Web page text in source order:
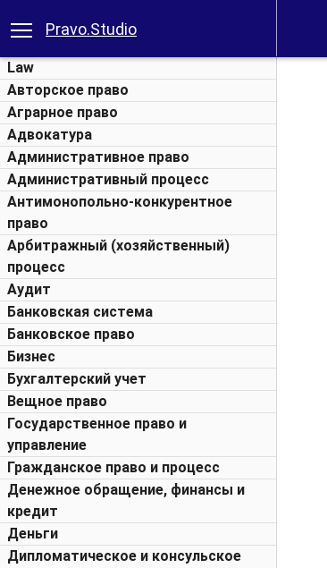
Pravo.Studio
Law
Авторское право
Аграрное право
Адвокатура
Административное право
Административный процесс
Антимонопольно-конкурентное
право
Арбитражный (хозяйственный)
процесс
Аудит
Банковская система
Банковское право
Бизнес
Бухгалтерский учет
Вещное право
Государственное право и
управление
Гражданское право и процесс
Денежное обращение, финансы и
кредит
Деньги
Дипломатическое и консульское